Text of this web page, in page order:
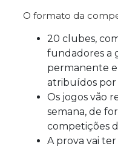
O formato da
20 clubes,
fundadores a
permanente
atribuídos por
Os jogos vão
semana, de
competições
A prova vai